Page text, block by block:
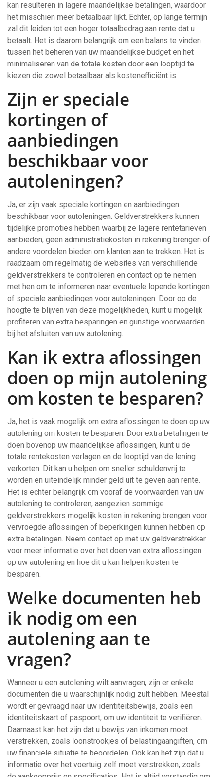
kan resulteren in lagere maandelijkse betalingen, waardoor
het misschien meer betaalbaar lijkt. Echter, op lange termijn
zal dit leiden tot een hoger totaalbedrag aan rente dat u
betaalt. Het is daarom belangrijk om een balans te vinden
tussen het beheren van uw maandelijkse budget en het
minimaliseren van de totale kosten door een looptijd te
kiezen die zowel betaalbaar als kostenefficiënt is.
Zijn er speciale
kortingen of
aanbiedingen
beschikbaar voor
autoleningen?
Ja, er zijn vaak speciale kortingen en aanbiedingen
beschikbaar voor autoleningen. Geldverstrekkers kunnen
tijdelijke promoties hebben waarbij ze lagere rentetarieven
aanbieden, geen administratiekosten in rekening brengen of
andere voordelen bieden om klanten aan te trekken. Het is
raadzaam om regelmatig de websites van verschillende
geldverstrekkers te controleren en contact op te nemen
met hen om te informeren naar eventuele lopende kortingen
of speciale aanbiedingen voor autoleningen. Door op de
hoogte te blijven van deze mogelijkheden, kunt u mogelijk
profiteren van extra besparingen en gunstige voorwaarden
bij het afsluiten van uw autolening.
Kan ik extra aflossingen
doen op mijn autolening
om kosten te besparen?
Ja, het is vaak mogelijk om extra aflossingen te doen op uw
autolening om kosten te besparen. Door extra betalingen te
doen bovenop uw maandelijkse aflossingen, kunt u de
totale rentekosten verlagen en de looptijd van de lening
verkorten. Dit kan u helpen om sneller schuldenvrij te
worden en uiteindelijk minder geld uit te geven aan rente.
Het is echter belangrijk om vooraf de voorwaarden van uw
autolening te controleren, aangezien sommige
geldverstrekkers mogelijk kosten in rekening brengen voor
vervroegde aflossingen of beperkingen kunnen hebben op
extra betalingen. Neem contact op met uw geldverstrekker
voor meer informatie over het doen van extra aflossingen
op uw autolening en hoe dit u kan helpen kosten te
besparen.
Welke documenten heb
ik nodig om een
autolening aan te
vragen?
Wanneer u een autolening wilt aanvragen, zijn er enkele
documenten die u waarschijnlijk nodig zult hebben. Meestal
wordt er gevraagd naar uw identiteitsbewijs, zoals een
identiteitskaart of paspoort, om uw identiteit te verifiëren.
Daarnaast kan het zijn dat u bewijs van inkomen moet
verstrekken, zoals loonstrookjes of belastingaangiften, om
uw financiële situatie te beoordelen. Ook kan het zijn dat u
informatie over het voertuig zelf moet verstrekken, zoals